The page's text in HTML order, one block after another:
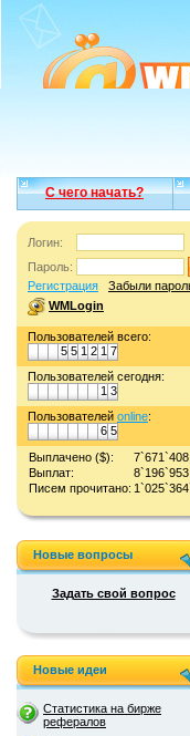
С чего начать?
Логин:
Пароль:
Регистрация
Забыли
WMLogin
Пользователей всего:
5 5 1 2 1 7
Пользователей сегодня:
1 3
Пользователей online:
6 5
Выплачено ($):
Выплат:
8`196`953
Писем прочитано:
Новые вопросы
Задать свой вопрос
Новые идеи
Статистика на бирже
рефералов